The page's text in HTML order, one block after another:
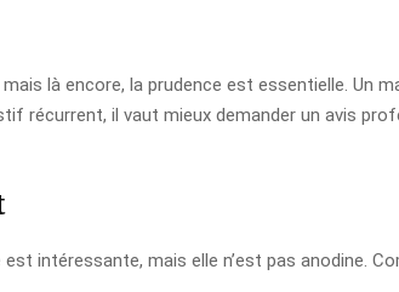
là encore, la prudence est essentielle. Un
récurrent, il vaut mieux demander un avis
intéressante, mais elle n’est pas anodine.